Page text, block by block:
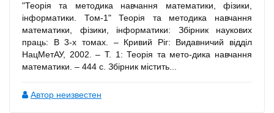
"Теорія та методика навчання математики, фізики,
інформатики. Том-1" Теорія та методика навчання
математики, фізики, інформатики: Збірник наукових
праць: В 3-х томах. – Кривий Ріг: Видавничий відділ
НацМетАУ, 2002. – Т. 1: Теорія та мето-дика навчання
математики. – 444 с. Збірник містить...
Автор неизвестен